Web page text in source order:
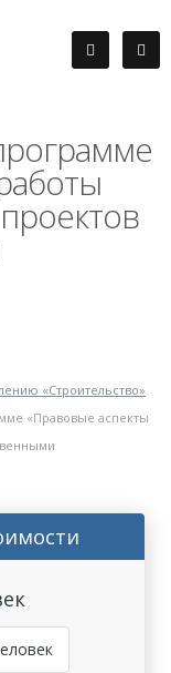
«Строительство»
«Правовые аспекты